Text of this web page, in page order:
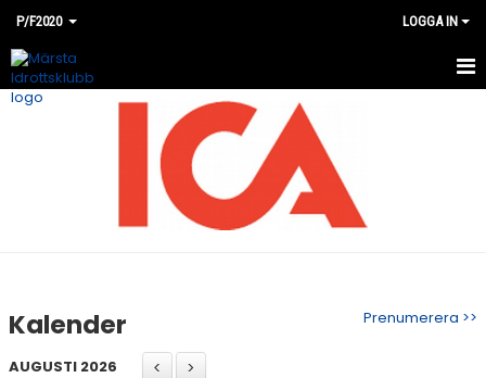
P/F2020 LOGGA IN
HEM
Prenumerera >>
Kalender
AUGUSTI 2026